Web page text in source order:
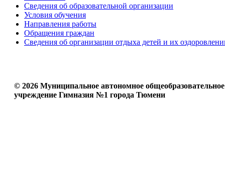
Сведения об образовательной организации
Условия обучения
Направления работы
Обращения граждан
Сведения об организации отдыха детей и их
© 2026 Муниципальное автономное общеобразовательное
учреждение Гимназия №1 города Тюмени